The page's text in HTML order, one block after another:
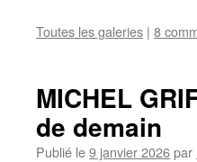
Toutes les galeries | 8
MICHEL
de demain
Publié le9 janvier 2026par